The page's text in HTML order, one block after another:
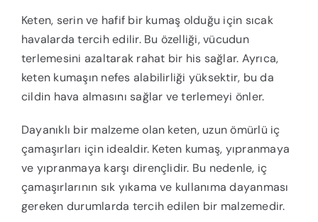
Keten, serin ve hafif bir kumaş olduğu için sıcak
havalarda tercih edilir. Bu özelliği, vücudun
terlemesini azaltarak rahat bir his sağlar. Ayrıca,
keten kumaşın nefes alabilirliği yüksektir, bu da
cildin hava almasını sağlar ve terlemeyi önler.
Dayanıklı bir malzeme olan keten, uzun ömürlü iç
çamaşırları için idealdir. Keten kumaş, yıpranmaya
ve yıpranmaya karşı dirençlidir. Bu nedenle, iç
çamaşırlarının sık yıkama ve kullanıma dayanması
gereken durumlarda tercih edilen bir malzemedir.